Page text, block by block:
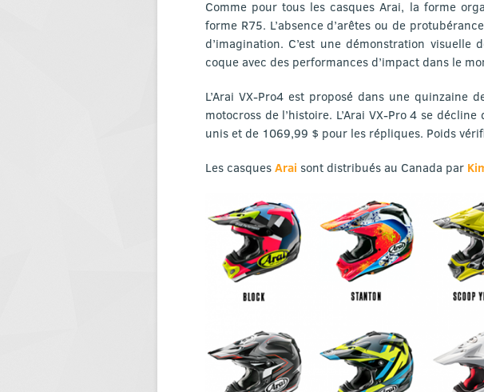
Comme pour tous les casques Arai, la forme
forme R75. L’absence d’arêtes ou de
d’imagination. C’est une démonstration
coque avec des performances d’impact dans le
L’Arai VX-Pro4 est proposé dans une
motocross de l’histoire. L’Arai VX-Pro 4 se
unis et de 1069,99 $ pour les répliques. Poids
Les casques Arai sont distribués au Canada par